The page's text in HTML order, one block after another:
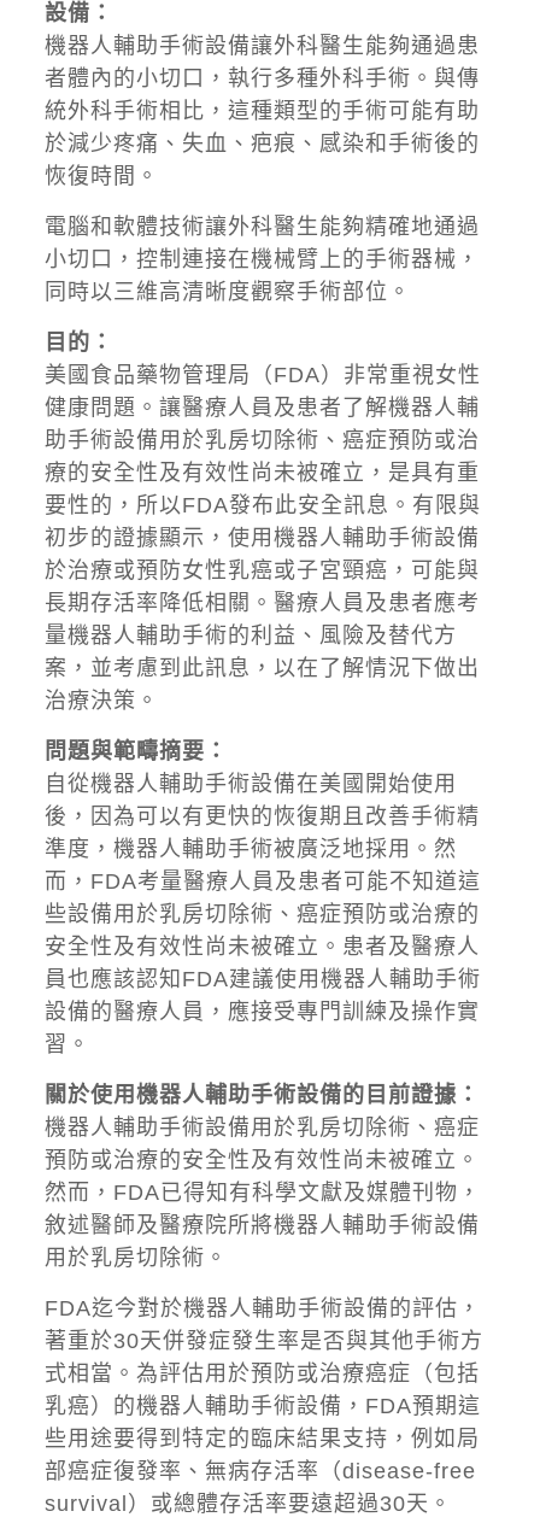
設備：
機器人輔助手術設備讓外科醫生能夠通過患
者體內的小切口，執行多種外科手術。與傳
統外科手術相比，這種類型的手術可能有助
於減少疼痛、失血、疤痕、感染和手術後的
恢復時間。
電腦和軟體技術讓外科醫生能夠精確地通過
小切口，控制連接在機械臂上的手術器械，
同時以三維高清晰度觀察手術部位。
目的：
美國食品藥物管理局（FDA）非常重視女性
健康問題。讓醫療人員及患者了解機器人輔
助手術設備用於乳房切除術、癌症預防或治
療的安全性及有效性尚未被確立，是具有重
要性的，所以FDA發布此安全訊息。有限與
初步的證據顯示，使用機器人輔助手術設備
於治療或預防女性乳癌或子宮頸癌，可能與
長期存活率降低相關。醫療人員及患者應考
量機器人輔助手術的利益、風險及替代方
案，並考慮到此訊息，以在了解情況下做出
治療決策。
問題與範疇摘要：
自從機器人輔助手術設備在美國開始使用
後，因為可以有更快的恢復期且改善手術精
準度，機器人輔助手術被廣泛地採用。然
而，FDA考量醫療人員及患者可能不知道這
些設備用於乳房切除術、癌症預防或治療的
安全性及有效性尚未被確立。患者及醫療人
員也應該認知FDA建議使用機器人輔助手術
設備的醫療人員，應接受專門訓練及操作實
習。
關於使用機器人輔助手術設備的目前證據：
機器人輔助手術設備用於乳房切除術、癌症
預防或治療的安全性及有效性尚未被確立。
然而，FDA已得知有科學文獻及媒體刊物，
敘述醫師及醫療院所將機器人輔助手術設備
用於乳房切除術。
FDA迄今對於機器人輔助手術設備的評估，
著重於30天併發症發生率是否與其他手術方
式相當。為評估用於預防或治療癌症（包括
乳癌）的機器人輔助手術設備，FDA預期這
些用途要得到特定的臨床結果支持，例如局
部癌症復發率、無病存活率（disease-free
survival）或總體存活率要遠超過30天。